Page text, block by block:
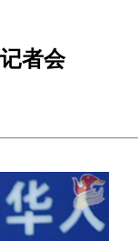
者会